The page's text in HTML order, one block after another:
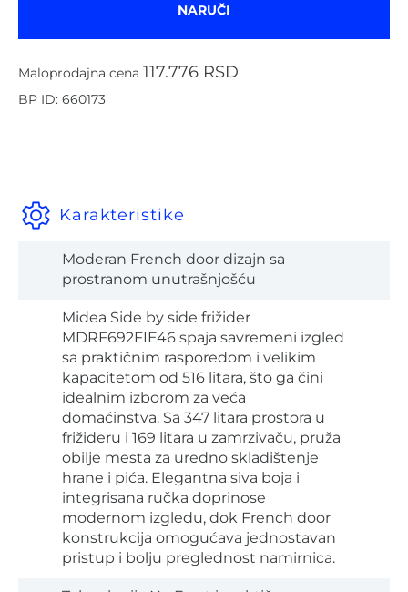
NARUČI
Maloprodajna cena 117.776 RSD
BP ID: 660173
Karakteristike
Moderan French door dizajn sa
prostranom unutrašnjošću
Midea Side by side frižider
MDRF692FIE46 spaja savremeni izgled
sa praktičnim rasporedom i velikim
kapacitetom od 516 litara, što ga čini
idealnim izborom za veća
domaćinstva. Sa 347 litara prostora u
frižideru i 169 litara u zamrzivaču, pruža
obilje mesta za uredno skladištenje
hrane i pića. Elegantna siva boja i
integrisana ručka doprinose
modernom izgledu, dok French door
konstrukcija omogućava jednostavan
pristup i bolju preglednost namirnica.